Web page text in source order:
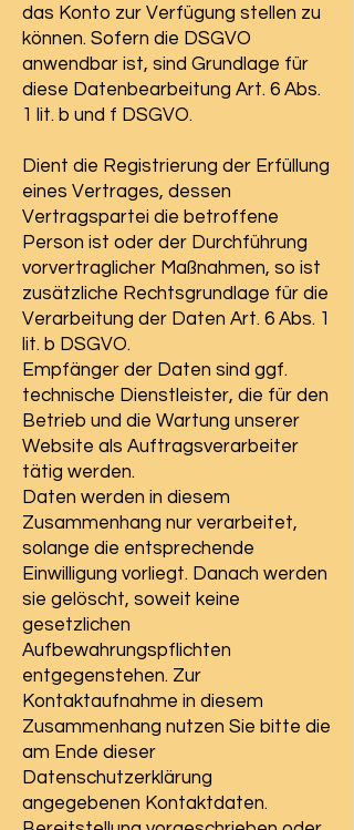
das Konto zur Verfügung stellen zu
können. Sofern die DSGVO
anwendbar ist, sind Grundlage für
diese Datenbearbeitung Art. 6 Abs.
1 lit. b und f DSGVO.
Dient die Registrierung der Erfüllung
eines Vertrages, dessen
Vertragspartei die betroffene
Person ist oder der Durchführung
vorvertraglicher Maßnahmen, so ist
zusätzliche Rechtsgrundlage für die
Verarbeitung der Daten Art. 6 Abs. 1
lit. b DSGVO.
Empfänger der Daten sind ggf.
technische Dienstleister, die für den
Betrieb und die Wartung unserer
Website als Auftragsverarbeiter
tätig werden.
Daten werden in diesem
Zusammenhang nur verarbeitet,
solange die entsprechende
Einwilligung vorliegt. Danach werden
sie gelöscht, soweit keine
gesetzlichen
Aufbewahrungspflichten
entgegenstehen. Zur
Kontaktaufnahme in diesem
Zusammenhang nutzen Sie bitte die
am Ende dieser
Datenschutzerklärung
angegebenen Kontaktdaten.